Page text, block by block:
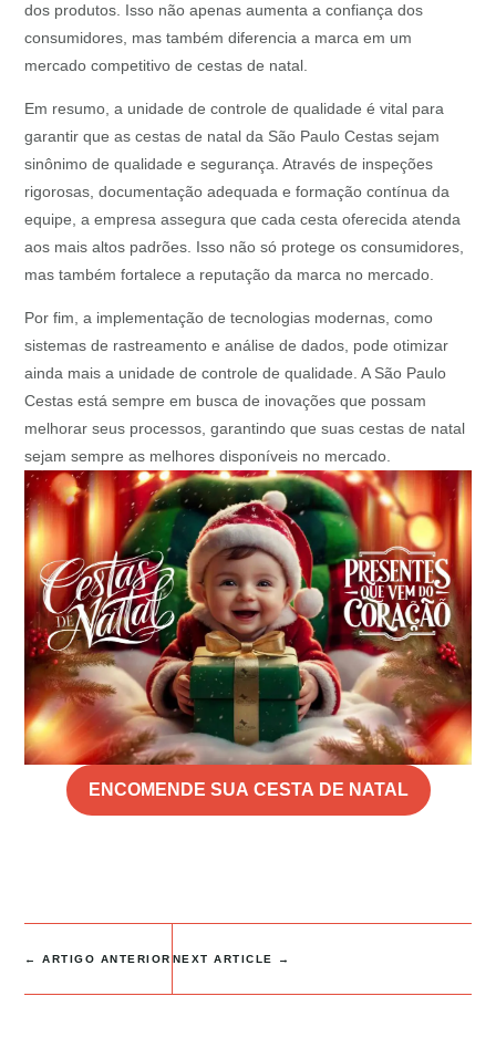
dos produtos. Isso não apenas aumenta a confiança dos
consumidores, mas também diferencia a marca em um
mercado competitivo de cestas de natal.
Em resumo, a unidade de controle de qualidade é vital para
garantir que as cestas de natal da São Paulo Cestas sejam
sinônimo de qualidade e segurança. Através de inspeções
rigorosas, documentação adequada e formação contínua da
equipe, a empresa assegura que cada cesta oferecida atenda
aos mais altos padrões. Isso não só protege os consumidores,
mas também fortalece a reputação da marca no mercado.
Por fim, a implementação de tecnologias modernas, como
sistemas de rastreamento e análise de dados, pode otimizar
ainda mais a unidade de controle de qualidade. A São Paulo
Cestas está sempre em busca de inovações que possam
melhorar seus processos, garantindo que suas cestas de natal
sejam sempre as melhores disponíveis no mercado.
ENCOMENDE SUA CESTA DE NATAL
←ARTIGO ANTERIOR NEXT ARTICLE →